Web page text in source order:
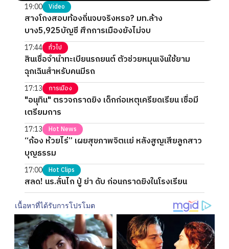
19:00 Video
สางโกงสอบท้องถิ่นจบจริงหรอ? มท.ล้าง
บาง5,925บัญชี ศึกการเมืองยังไม่จบ
17:44 ทั่วไป
สินเชื่อจำนำทะเบียนรถยนต์ ตัวช่วยหมุนเงินใช้ยาม
ฉุกเฉินสำหรับคนมีรถ
17:13 การเมือง
"อนุทิน" ตรวจกราดยิง เด็กก่อเหตุเครียดเรียน เชื่อมี
เตรียมการ
17:13 Hot News
“ก้อง ห้วยไร่” เผยสุขภาพจิตแย่ หลังสูญเสียลูกสาว
บุญธรรม
17:00 Hot Clips
สลด! นร.ลั่นไก ปู่ ย่า ดับ ก่อนกราดยิงในโรงเรียน